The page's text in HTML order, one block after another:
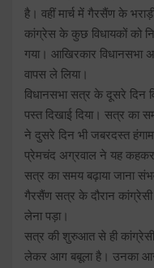
है। वहीं मार्च में गैरसैंण के
कांग्रेस के कुछ विधायकों को
गया। आखिरकार विधानसभा
वापस ले लिया।
विधानसभा सत्र के दूसरे दिन
पस्त दिखाई दिया। सत्र का
ने दुसरे दिन भी जबरदस्त
प्रेमचंद अग्रवाल ने यह
सत्र का समय बढ़ाया जाना
गैरसैंण सत्र के दौरान कांग्रेसी
लेना पड़ा।
सत्र की शुरुआत से ही
लेकर आग बबूला है। उनका